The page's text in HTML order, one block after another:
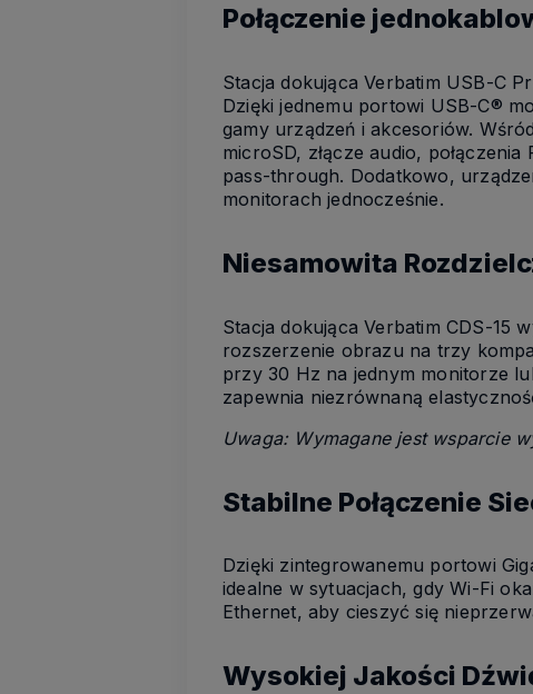
Połączenie
Stacja dokująca Verbatim USB-C
Dzięki jednemu portowi USB-C®
gamy urządzeń i akcesoriów.
microSD, złącze audio,
pass-through. Dodatkowo,
monitorach jednocześnie.
Niesamowita
Stacja dokująca Verbatim CDS-15
rozszerzenie obrazu na trzy
przy 30 Hz na jednym monitorze
zapewnia niezrównaną
Uwaga: Wymagane jest wsparcie
Stabilne Połączenie
Dzięki zintegrowanemu portowi
idealne w sytuacjach, gdy Wi-Fi
Ethernet, aby cieszyć się
Wysokiej Jakości